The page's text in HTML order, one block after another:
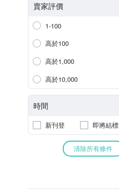
賣家評價
1-100
高於100
高於1,000
高於10,000
時間
新刊登 即將結標
清除所有條件